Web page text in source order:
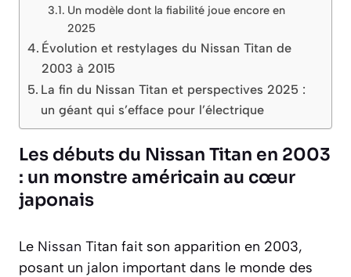
Un modèle dont la fiabilité joue encore en
2025
Évolution et restylages du Nissan Titan de
2003 à 2015
La fin du Nissan Titan et perspectives 2025 :
un géant qui s’efface pour l’électrique
Les débuts du Nissan Titan en 2003
: un monstre américain au cœur
japonais
Le Nissan Titan fait son apparition en 2003,
posant un jalon important dans le monde des